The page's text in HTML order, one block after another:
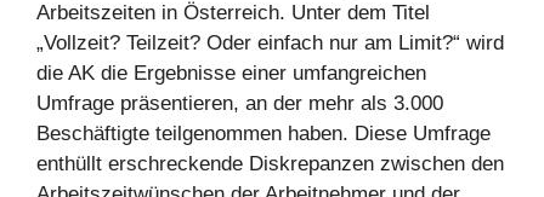
Arbeitszeiten in Österreich. Unter dem Titel
„Vollzeit? Teilzeit? Oder einfach nur am Limit?“ wird
die AK die Ergebnisse einer umfangreichen
Umfrage präsentieren, an der mehr als 3.000
Beschäftigte teilgenommen haben. Diese Umfrage
enthüllt erschreckende Diskrepanzen zwischen den